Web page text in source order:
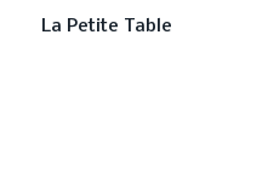
La Petite Table